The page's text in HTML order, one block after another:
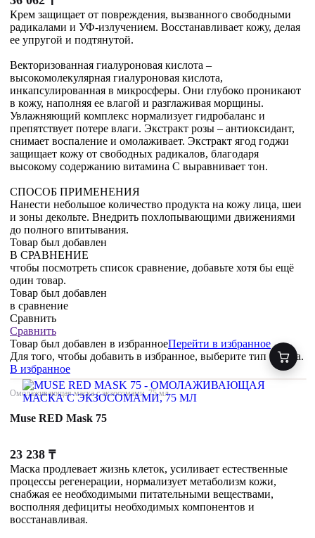
Крем защищает от повреждения, вызванного свободными
радикалами и УФ-излучением. Восстанавливает кожу, делая
ее упругой и подтянутой.
Векторизованная гиалуроновая кислота –
высокомолекулярная гиалуроновая кислота,
инкапсулированная в микросферы. Они глубоко проникают
в кожу, наполняя ее влагой и разглаживая морщины.
Увлажняющий комплекс нормализует гидробаланс и
препятствует потере влаги. Экстракт розы – антиоксидант,
снимает воспаление и омолаживает. Экстракт ягод годжи
защищает кожу от свободных радикалов, благодаря
высокому содержанию витамина С выравнивает тон.
СПОСОБ ПРИМЕНЕНИЯ
Нанести небольшое количество продукта на кожу лица, шеи
и зоны декольте. Внедрить похлопывающими движениями
до полного впитывания.
Товар был добавлен
В СРАВНЕНИЕ
чтобы посмотреть список сравнение, добавьте хотя бы ещё
один товар.
Товар был добавлен
в сравнение
Сравнить
Сравнить
Товар был добавлен в избранноеПерейти в избранное
Для того, чтобы добавить в избранное, выберите тип товара.
В избранное
Омолаживающая маска с экзосомами, 75 мл
Muse RED Mask 75
23 238 ₸
Маска продлевает жизнь клеток, усиливает естественные
процессы регенерации, нормализует метаболизм кожи,
снабжая ее необходимыми питательными веществами,
восполняя дефициты необходимых компонентов и
восстанавливая.